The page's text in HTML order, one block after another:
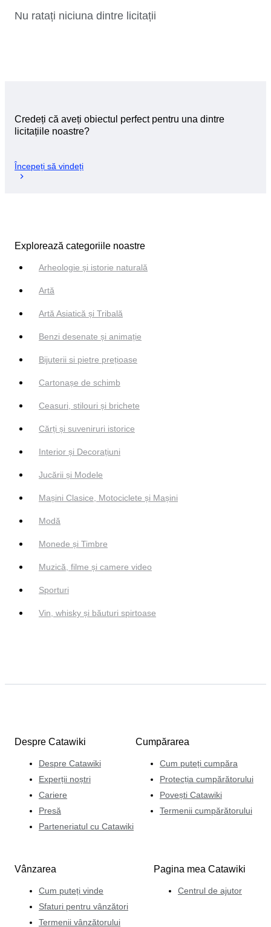
Nu ratați niciuna dintre licitații
Credeți că aveți obiectul perfect pentru una dintre
licitațiile noastre?
Începeți să vindeți
Explorează categoriile noastre
Arheologie și istorie naturală
Artă
Artă Asiatică și Tribală
Benzi desenate și animație
Bijuterii si pietre prețioase
Cartonașe de schimb
Ceasuri, stilouri și brichete
Cărți și suveniruri istorice
Interior și Decorațiuni
Jucării și Modele
Mașini Clasice, Motociclete și Mașini
Modă
Monede și Timbre
Muzică, filme și camere video
Sporturi
Vin, whisky și băuturi spirtoase
Despre Catawiki
Despre Catawiki
Experții noștri
Cariere
Presă
Parteneriatul cu Catawiki
Cumpărarea
Cum puteți cumpăra
Protecția cumpărătorului
Povești Catawiki
Termenii cumpărătorului
Vânzarea
Cum puteți vinde
Sfaturi pentru vânzători
Termenii vânzătorului
Pagina mea Catawiki
Centrul de ajutor